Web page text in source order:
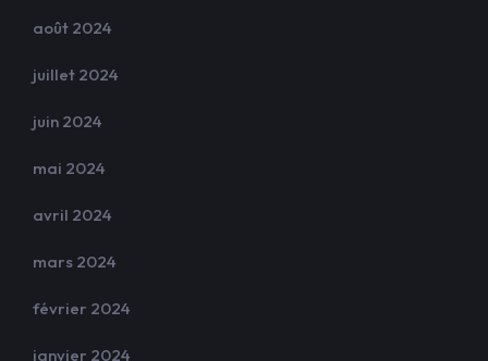
août 2024
juillet 2024
juin 2024
mai 2024
avril 2024
mars 2024
février 2024
janvier 2024